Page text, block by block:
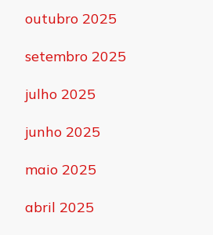
outubro 2025
setembro 2025
julho 2025
junho 2025
maio 2025
abril 2025